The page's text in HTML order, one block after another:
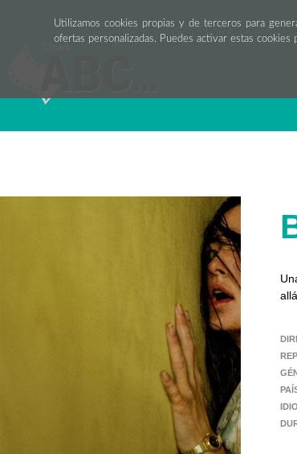
Utilizamos cookies propias y de terceros para
ofertas personalizadas. Puedes activar estas